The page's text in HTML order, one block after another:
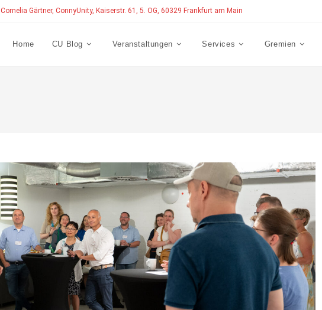
Cornelia Gärtner, ConnyUnity, Kaiserstr. 61, 5. OG, 60329 Frankfurt am Main
Home CU Blog Veranstaltungen Services Gremien